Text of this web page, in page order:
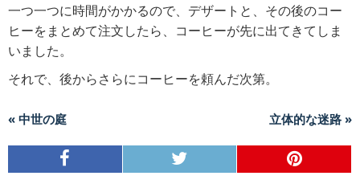
一つ一つに時間がかかるので、デザートと、その後のコー
ヒーをまとめて注文したら、コーヒーが先に出てきてしま
いました。
それで、後からさらにコーヒーを頼んだ次第。
« 中世の庭 立体的な迷路 »